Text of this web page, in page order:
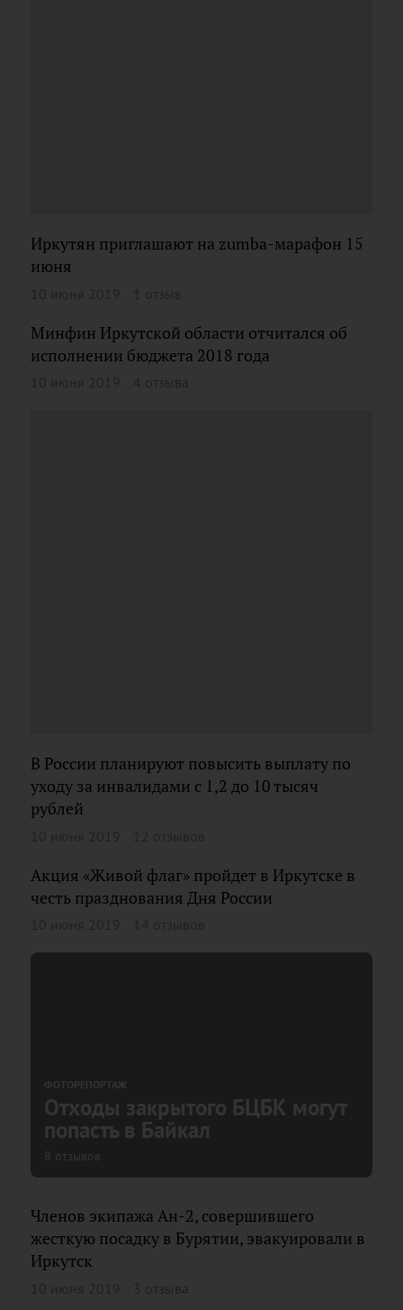
Иркутян приглашают на zumba-марафон 15
июня
Минфин Иркутской области отчитался об
исполнении бюджета 2018 года
В России планируют повысить выплату по
уходу за инвалидами с 1,2 до 10 тысяч
рублей
Акция «Живой флаг» пройдет в Иркутске в
честь празднования Дня России
ФОТОРЕПОРТАЖ
Отходы закрытого БЦБК могут
попасть в Байкал
8 отзывов
Членов экипажа Ан-2, совершившего
жесткую посадку в Бурятии, эвакуировали в
Иркутск